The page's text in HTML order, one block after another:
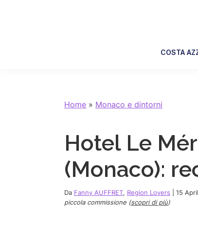
COSTA
Home » Monaco e dintorni
Hotel Le
(Monaco):
Da Fanny AUFFRET, Region Lovers 15
piccola commissione (scopri di più)